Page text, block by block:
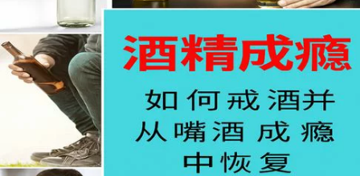
居家生活 3C家電 運動休閒 親子玩具
女裝 男裝 化妝保養 情趣用品
日本購物